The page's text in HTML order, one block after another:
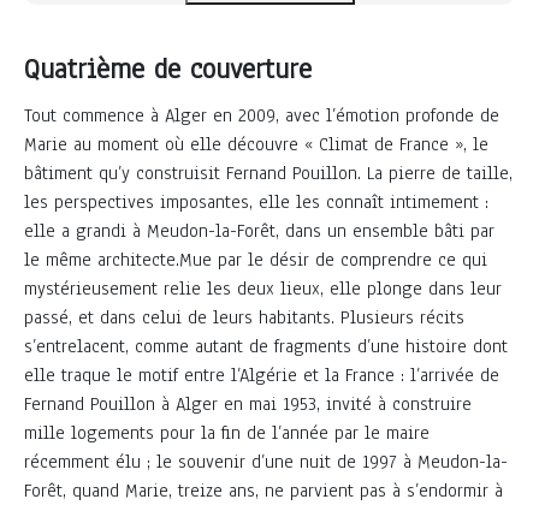
Quatrième de couverture
Tout commence à Alger en 2009, avec l’émotion profonde de
Marie au moment où elle découvre « Climat de France », le
bâtiment qu’y construisit Fernand Pouillon. La pierre de taille,
les perspectives imposantes, elle les connaît intimement :
elle a grandi à Meudon-la-Forêt, dans un ensemble bâti par
le même architecte.Mue par le désir de comprendre ce qui
mystérieusement relie les deux lieux, elle plonge dans leur
passé, et dans celui de leurs habitants. Plusieurs récits
s’entrelacent, comme autant de fragments d’une histoire dont
elle traque le motif entre l’Algérie et la France : l’arrivée de
Fernand Pouillon à Alger en mai 1953, invité à construire
mille logements pour la fin de l’année par le maire
récemment élu ; le souvenir d’une nuit de 1997 à Meudon-la-
Forêt, quand Marie, treize ans, ne parvient pas à s’endormir à